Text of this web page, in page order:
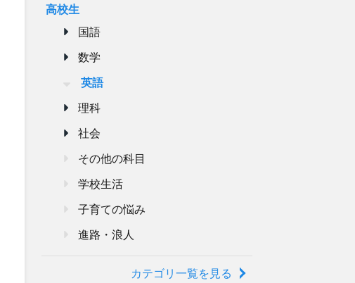
高校生
国語
数学
英語
理科
社会
その他の科目
学校生活
子育ての悩み
進路・浪人
カテゴリ一覧を見る